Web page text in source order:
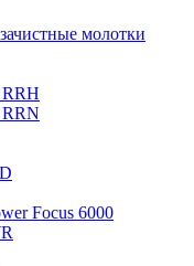
молотки
Focus 6000